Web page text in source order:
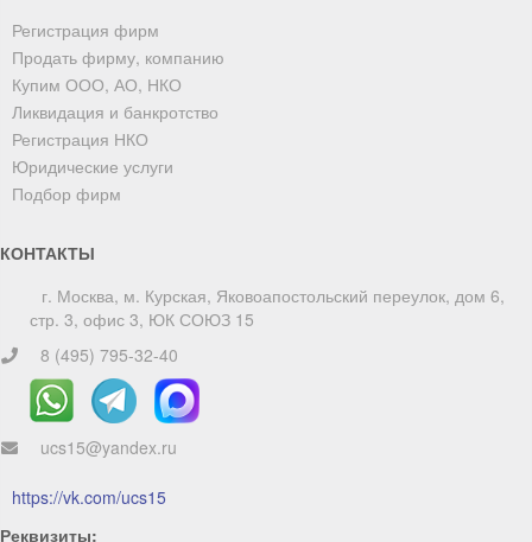
Регистрация фирм
Продать фирму, компанию
Купим ООО, АО, НКО
Ликвидация и банкротство
Регистрация НКО
Юридические услуги
Подбор фирм
КОНТАКТЫ
г. Москва, м. Курская, Яковоапостольский переулок, дом 6,
стр. 3, офис 3, ЮК СОЮЗ 15
8 (495) 795-32-40
ucs15@yandex.ru
https://vk.com/ucs15
Реквизиты:
ChatApp
online
Мы на связи!
Позвоните нам или свяжитесь с нами через любой
удобный мессенджер!